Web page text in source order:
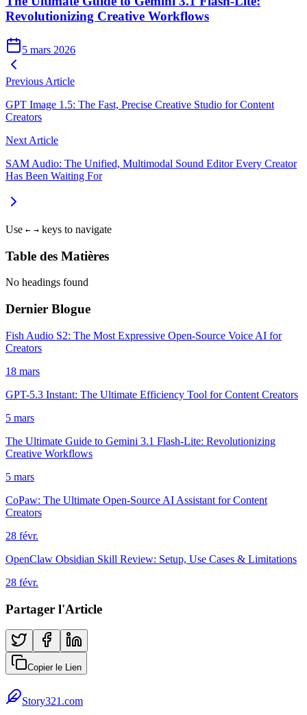
Revolutionizing Creative Workflows
5 mars 2026
Previous Article
GPT Image 1.5: The Fast, Precise Creative Studio for Content
Creators
Next Article
SAM Audio: The Unified, Multimodal Sound Editor Every Creator
Has Been Waiting For
Use ← → keys to navigate
Table des Matières
No headings found
Dernier Blogue
Fish Audio S2: The Most Expressive Open-Source Voice AI for
Creators
18 mars
GPT-5.3 Instant: The Ultimate Efficiency Tool for Content Creators
5 mars
The Ultimate Guide to Gemini 3.1 Flash-Lite: Revolutionizing
Creative Workflows
5 mars
CoPaw: The Ultimate Open-Source AI Assistant for Content
Creators
28 févr.
OpenClaw Obsidian Skill Review: Setup, Use Cases & Limitations
28 févr.
Partager l'Article
Copier le Lien
Story321.com